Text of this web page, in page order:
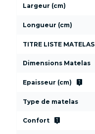
Largeur (cm)
Longueur (cm)
TITRE LISTE MATELAS
Dimensions Matelas
Epaisseur (cm) live_help
Type de matelas
Confort live_help